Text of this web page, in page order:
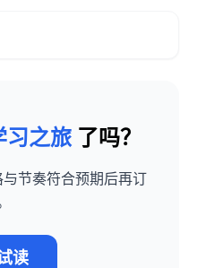
习之旅 了吗？
节奏符合预期后再订
读